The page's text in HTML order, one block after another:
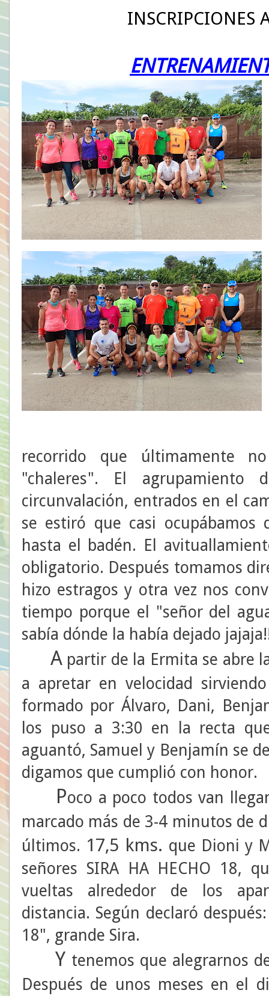
INSCRIPCIONES
recorrido que últimamente
"chaleres". El
circunvalación, entrados en el
se estiró que casi ocupábamos
hasta el badén. El
obligatorio. Después tomamos
hizo estragos y otra vez nos
tiempo porque el "señor del
sabía dónde la había dejado
Apartir de la Ermita se abre
a apretar en velocidad
formado por Álvaro, Dani,
los puso a 3:30 en la recta
aguantó, Samuel y Benjamín se
digamos que cumplió con honor.
Poco a poco todos van
marcado más de 3-4 minutos de
últimos. 17,5 kms. que Dioni y
señores SIRA HA HECHO 18,
vueltas alrededor de los
distancia. Según declaró
18", grande Sira.
Y tenemos que alegrarnos
Después de unos meses en el